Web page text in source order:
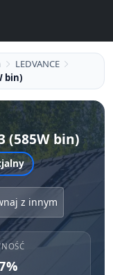
LEDVANCE
bin)
(585W bin)
z innym